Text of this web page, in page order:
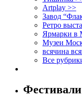
Artplay >>
Завод
Ретро
Ярмарки в
Музеи
всячина
Все